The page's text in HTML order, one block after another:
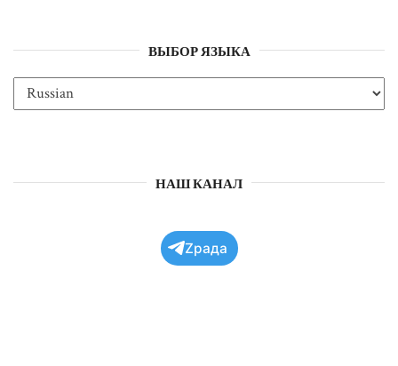
ВЫБОР ЯЗЫКА
НАШ КАНАЛ
Zрада